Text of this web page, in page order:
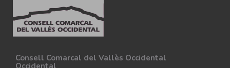
Consell Comarcal del Vallès Occidental